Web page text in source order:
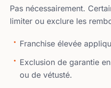
Pas nécessairement.
limiter ou exclure les
Franchise élevée
Exclusion de garantie
ou de vétusté.